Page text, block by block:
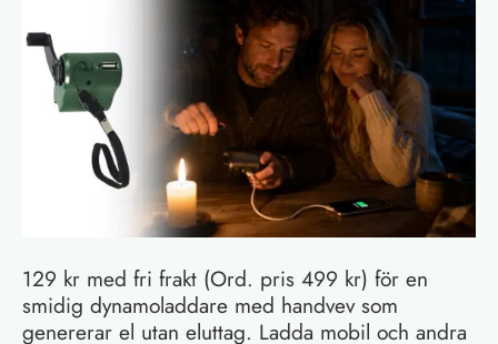
129 kr med fri frakt (Ord. pris 499 kr) för en
smidig dynamoladdare med handvev som
genererar el utan eluttag. Ladda mobil och andra